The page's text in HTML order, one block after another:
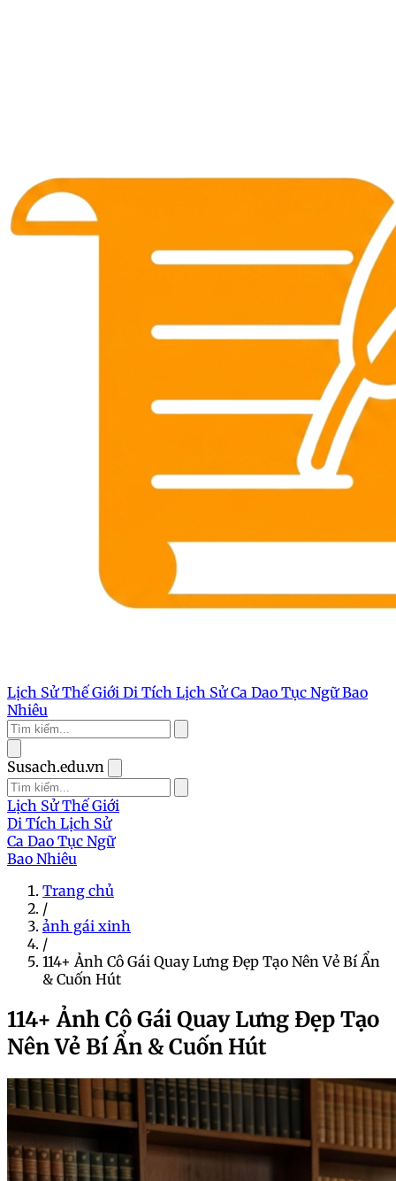
Lịch Sử Thế Giới Di Tích Lịch SửCa Dao Tục NgữBao
Nhiêu
Susach.edu.vn
Lịch Sử Thế Giới
Di Tích Lịch Sử
Ca Dao Tục Ngữ
Bao Nhiêu
Trang chủ
/
ảnh gái xinh
/
114+ Ảnh Cô Gái Quay Lưng Đẹp Tạo Nên Vẻ Bí Ẩn
& Cuốn Hút
114+ Ảnh Cô Gái Quay Lưng Đẹp Tạo
Nên Vẻ Bí Ẩn & Cuốn Hút